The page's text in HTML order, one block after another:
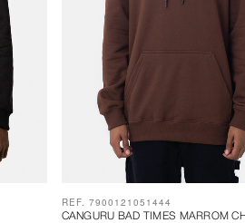
CANGURU BAD TIMES MARROM
REF. 7900121051444